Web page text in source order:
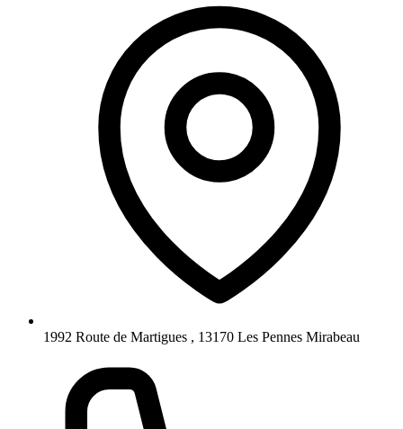
1992 Route de Martigues , 13170 Les Pennes Mirabeau